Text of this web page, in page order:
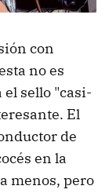
con
no es
el sello "casi-
El
de
en la
menos, pero